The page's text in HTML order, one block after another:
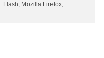
Flash, Mozilla Firefox,...